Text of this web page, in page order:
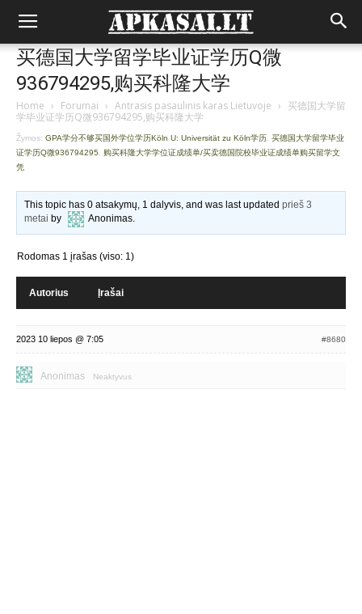
买德国大学留学毕业证学历Q微
936794295,购买科隆大学
Home › Forumai › Antrasis pasaulinis karas Lietuvoje › 买德国大学留
学毕业证学历Q微936794295,购买科隆大学
Žymos: GPA学分不够买国外学位学历Köln U: Universität zu Köln学历 买德国大学留学毕业
证学历Q微936794295
购买科隆大学学位证成绩单/买卖德国院校毕业证成绩单购买留学文
凭
This topic has 0 atsakymų, 1 dalyvis, and was last updatedprieš 3
metai by Anonimas.
Rodomas 1 įrašas (viso: 1)
Autorius Įrašai
2023 10 liepos @ 7:05 #8680
Anonimas Neaktyvus